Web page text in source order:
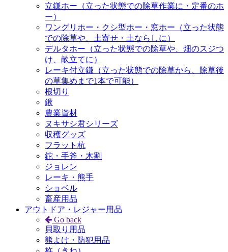
立鎌ホー（立った状態での除草作業に・定番のホ
ー）
ワングリホー・クシ型ホー・窓ホー（立った状態
での除草や、土寄せ・土ならしに）
デルタホー（立った状態での除草や、畑のスジつ
け、畝立てに）
レーキ付立鎌（立った状態での除草から、除草後
の草集めまで1本で可能）
根切り
鍬
農業資材
ヌキサシ君シリーズ
収穫グッズ
フラット杭
鉈・手斧・木割
ジョレン
レーキ・熊手
ショベル
畜産用品
アウトドア・レジャー用品
Go back
貝取り用品
熊よけ・防犯用品